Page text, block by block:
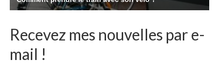
Recevez mes nouvelles par e-
mail !